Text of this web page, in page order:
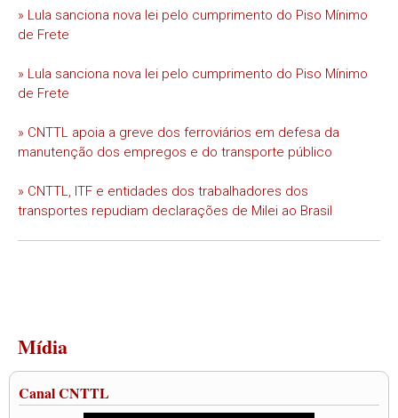
» Lula sanciona nova lei pelo cumprimento do Piso Mínimo
de Frete
» Lula sanciona nova lei pelo cumprimento do Piso Mínimo
de Frete
» CNTTL apoia a greve dos ferroviários em defesa da
manutenção dos empregos e do transporte público
» CNTTL, ITF e entidades dos trabalhadores dos
transportes repudiam declarações de Milei ao Brasil
Mídia
Canal CNTTL